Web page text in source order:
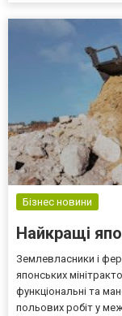
Бізнес новини
Найкращі
Землевласники і
японських
функціональні та
польових робіт у